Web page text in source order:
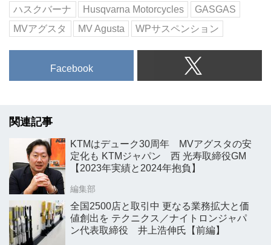
ハスクバーナ
Husqvarna Motorcycles
GASGAS
MVアグスタ
MV Agusta WPサスペンション
Facebook
関連記事
KTMはデューク30周年 MVアグスタの安
定化も KTMジャパン 西 光寿取締役GM
【2023年実績と2024年抱負】
編集部
全国2500店と取引中 更なる業務拡大と価
値創出を テクニクス／ナイトロンジャパ
ン代表取締役 井上浩伸氏【前編】